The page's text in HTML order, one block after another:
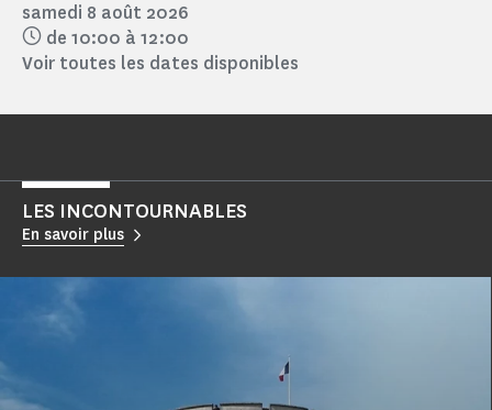
samedi 8 août 2026
de 10:00 à 12:00
Voir toutes les dates disponibles
LES INCONTOURNABLES
En savoir plus